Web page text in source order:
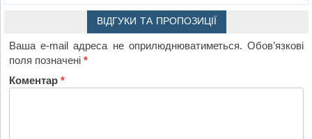
ВІДГУКИ ТА ПРОПОЗИЦІЇ
Ваша e-mail адреса не оприлюднюватиметься. Обов’язкові
поля позначені*
Коментар*